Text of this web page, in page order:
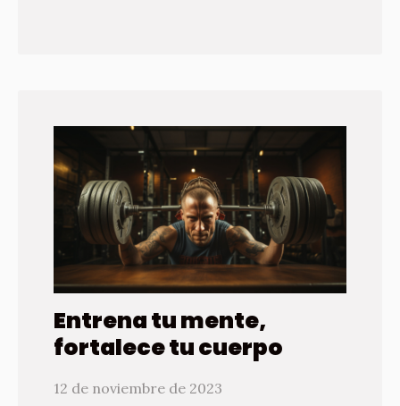
Entrena tu mente,
fortalece tu cuerpo
12 de noviembre de 2023